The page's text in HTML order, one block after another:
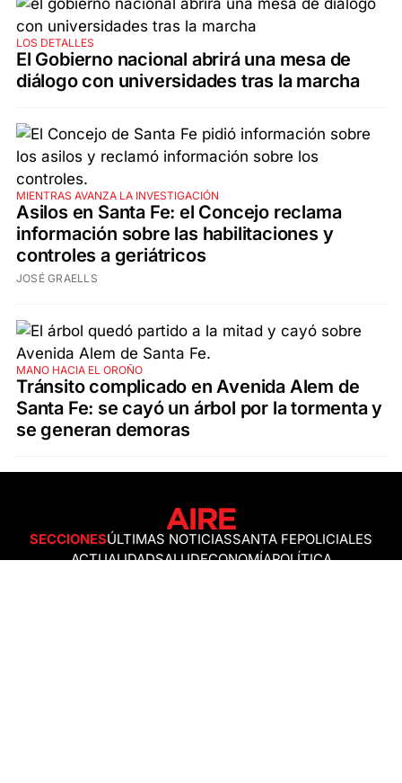
LOS DETALLES
El Gobierno nacional abrirá una mesa de
diálogo con universidades tras la marcha
MIENTRAS AVANZA LA INVESTIGACIÓN
Asilos en Santa Fe: el Concejo reclama
información sobre las habilitaciones y
controles a geriátricos
JOSÉ GRAELLS
MANO HACIA EL OROÑO
Tránsito complicado en Avenida Alem de
Santa Fe: se cayó un árbol por la tormenta y
se generan demoras
SECCIONESÚLTIMAS NOTICIASSANTA FEPOLICIALES
ACTUALIDADSALUDECONOMÍAPOLÍTICA